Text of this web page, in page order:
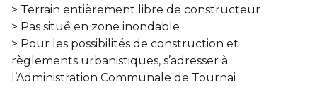
> Terrain entièrement libre de constructeur
> Pas situé en zone inondable
> Pour les possibilités de construction et
règlements urbanistiques, s’adresser à
l’Administration Communale de Tournai